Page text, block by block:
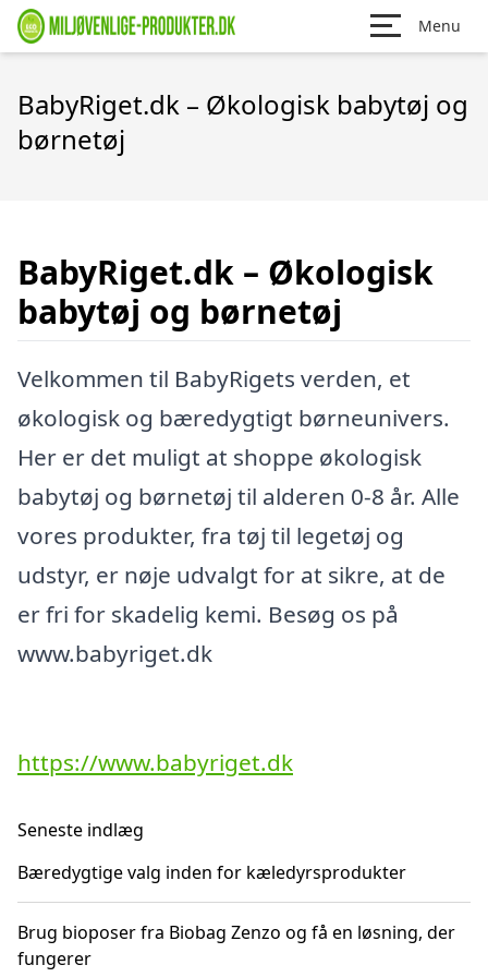
Menu
BabyRiget.dk – Økologisk babytøj og
børnetøj
BabyRiget.dk – Økologisk
babytøj og børnetøj
Velkommen til BabyRigets verden, et
økologisk og bæredygtigt børneunivers.
Her er det muligt at shoppe økologisk
babytøj og børnetøj til alderen 0-8 år. Alle
vores produkter, fra tøj til legetøj og
udstyr, er nøje udvalgt for at sikre, at de
er fri for skadelig kemi. Besøg os på
www.babyriget.dk
https://www.babyriget.dk
Seneste indlæg
Bæredygtige valg inden for kæledyrsprodukter
Brug bioposer fra Biobag Zenzo og få en løsning, der
fungerer